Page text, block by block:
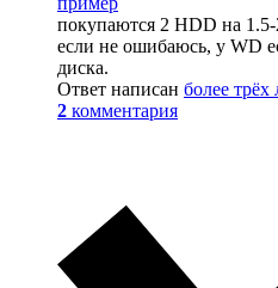
покупаются 2 HDD на
если не ошибаюсь, у WD
диска.
Ответ написан более трёх
2 комментария